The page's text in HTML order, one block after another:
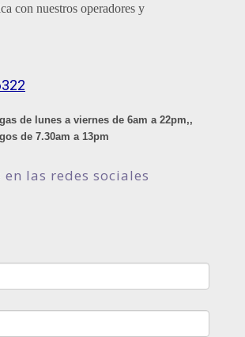
con nuestros operadores y
de lunes a viernes de 6am a 22pm,,
de 7.30am a 13pm
en las redes sociales